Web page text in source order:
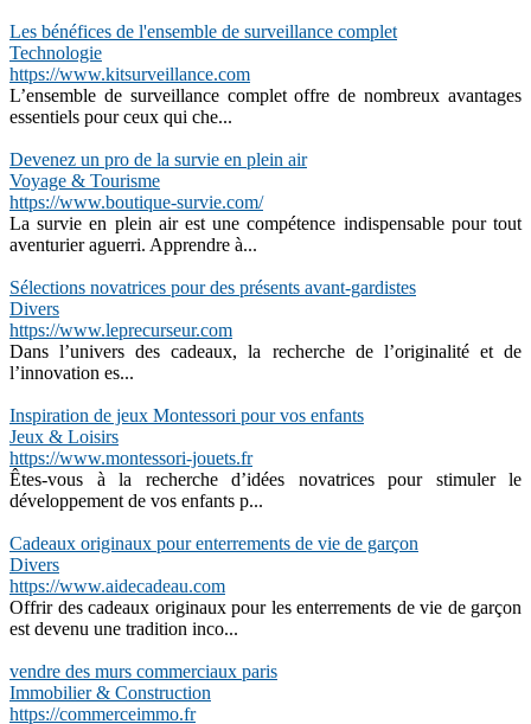
Les bénéfices de l'ensemble de surveillance complet
Technologie
https://www.kitsurveillance.com
L’ensemble de surveillance complet offre de nombreux avantages
essentiels pour ceux qui che...
Devenez un pro de la survie en plein air
Voyage & Tourisme
https://www.boutique-survie.com/
La survie en plein air est une compétence indispensable pour tout
aventurier aguerri. Apprendre à...
Sélections novatrices pour des présents avant-gardistes
Divers
https://www.leprecurseur.com
Dans l’univers des cadeaux, la recherche de l’originalité et de
l’innovation es...
Inspiration de jeux Montessori pour vos enfants
Jeux & Loisirs
https://www.montessori-jouets.fr
Êtes-vous à la recherche d’idées novatrices pour stimuler le
développement de vos enfants p...
Cadeaux originaux pour enterrements de vie de garçon
Divers
https://www.aidecadeau.com
Offrir des cadeaux originaux pour les enterrements de vie de garçon
est devenu une tradition inco...
vendre des murs commerciaux paris
Immobilier & Construction
https://commerceimmo.fr